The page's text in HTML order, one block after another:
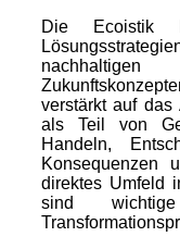
Die Ecoistik
verstärkt auf das
als Teil von
Handeln,
Konsequenzen
direktes Umfeld
sind